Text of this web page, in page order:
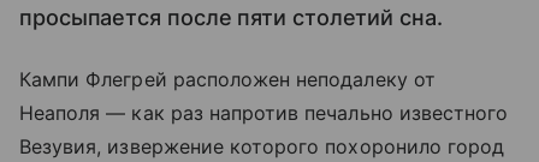
просыпается после пяти столетий сна.
Кампи Флегрей расположен неподалеку от
Неаполя — как раз напротив печально известного
Везувия, извержение которого похоронило город